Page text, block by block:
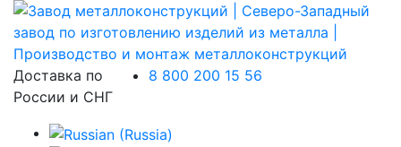
Доставка по
России и СНГ
8 800 200 15 56